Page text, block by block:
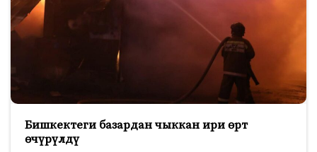
Бишкектеги базардан чыккан ири өрт
өчүрүлдү